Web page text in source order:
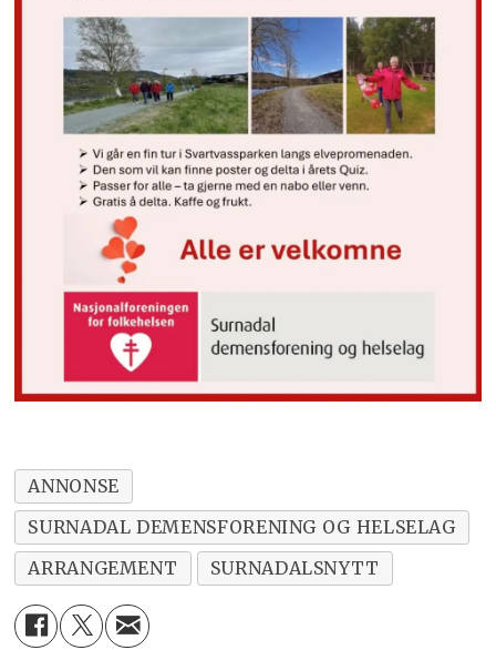
ANNONSE
SURNADAL DEMENSFORENING OG HELSELAG
ARRANGEMENT
SURNADALSNYTT